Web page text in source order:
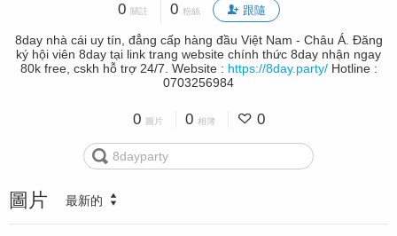
0 關註 0 粉絲 跟隨
8day nhà cái uy tín, đẳng cấp hàng đầu Việt Nam - Châu Á. Đăng
ký hội viên 8day tại link trang website chính thức 8day nhận ngay
80k free, cskh hỗ trợ 24/7. Website : https://8day.party/Hotline :
0703256984
0 圖片 0 相簿 0
圖片 最新的